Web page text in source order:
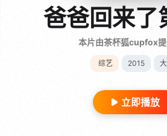
爸爸回来了
本片由茶杯狐cupfox
综艺 2015
立即播放